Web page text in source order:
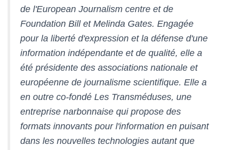
de l'European Journalism centre et de
Foundation Bill et Melinda Gates. Engagée
pour la liberté d'expression et la défense d'une
information indépendante et de qualité, elle a
été présidente des associations nationale et
européenne de journalisme scientifique. Elle a
en outre co-fondé Les Transméduses, une
entreprise narbonnaise qui propose des
formats innovants pour l'information en puisant
dans les nouvelles technologies autant que